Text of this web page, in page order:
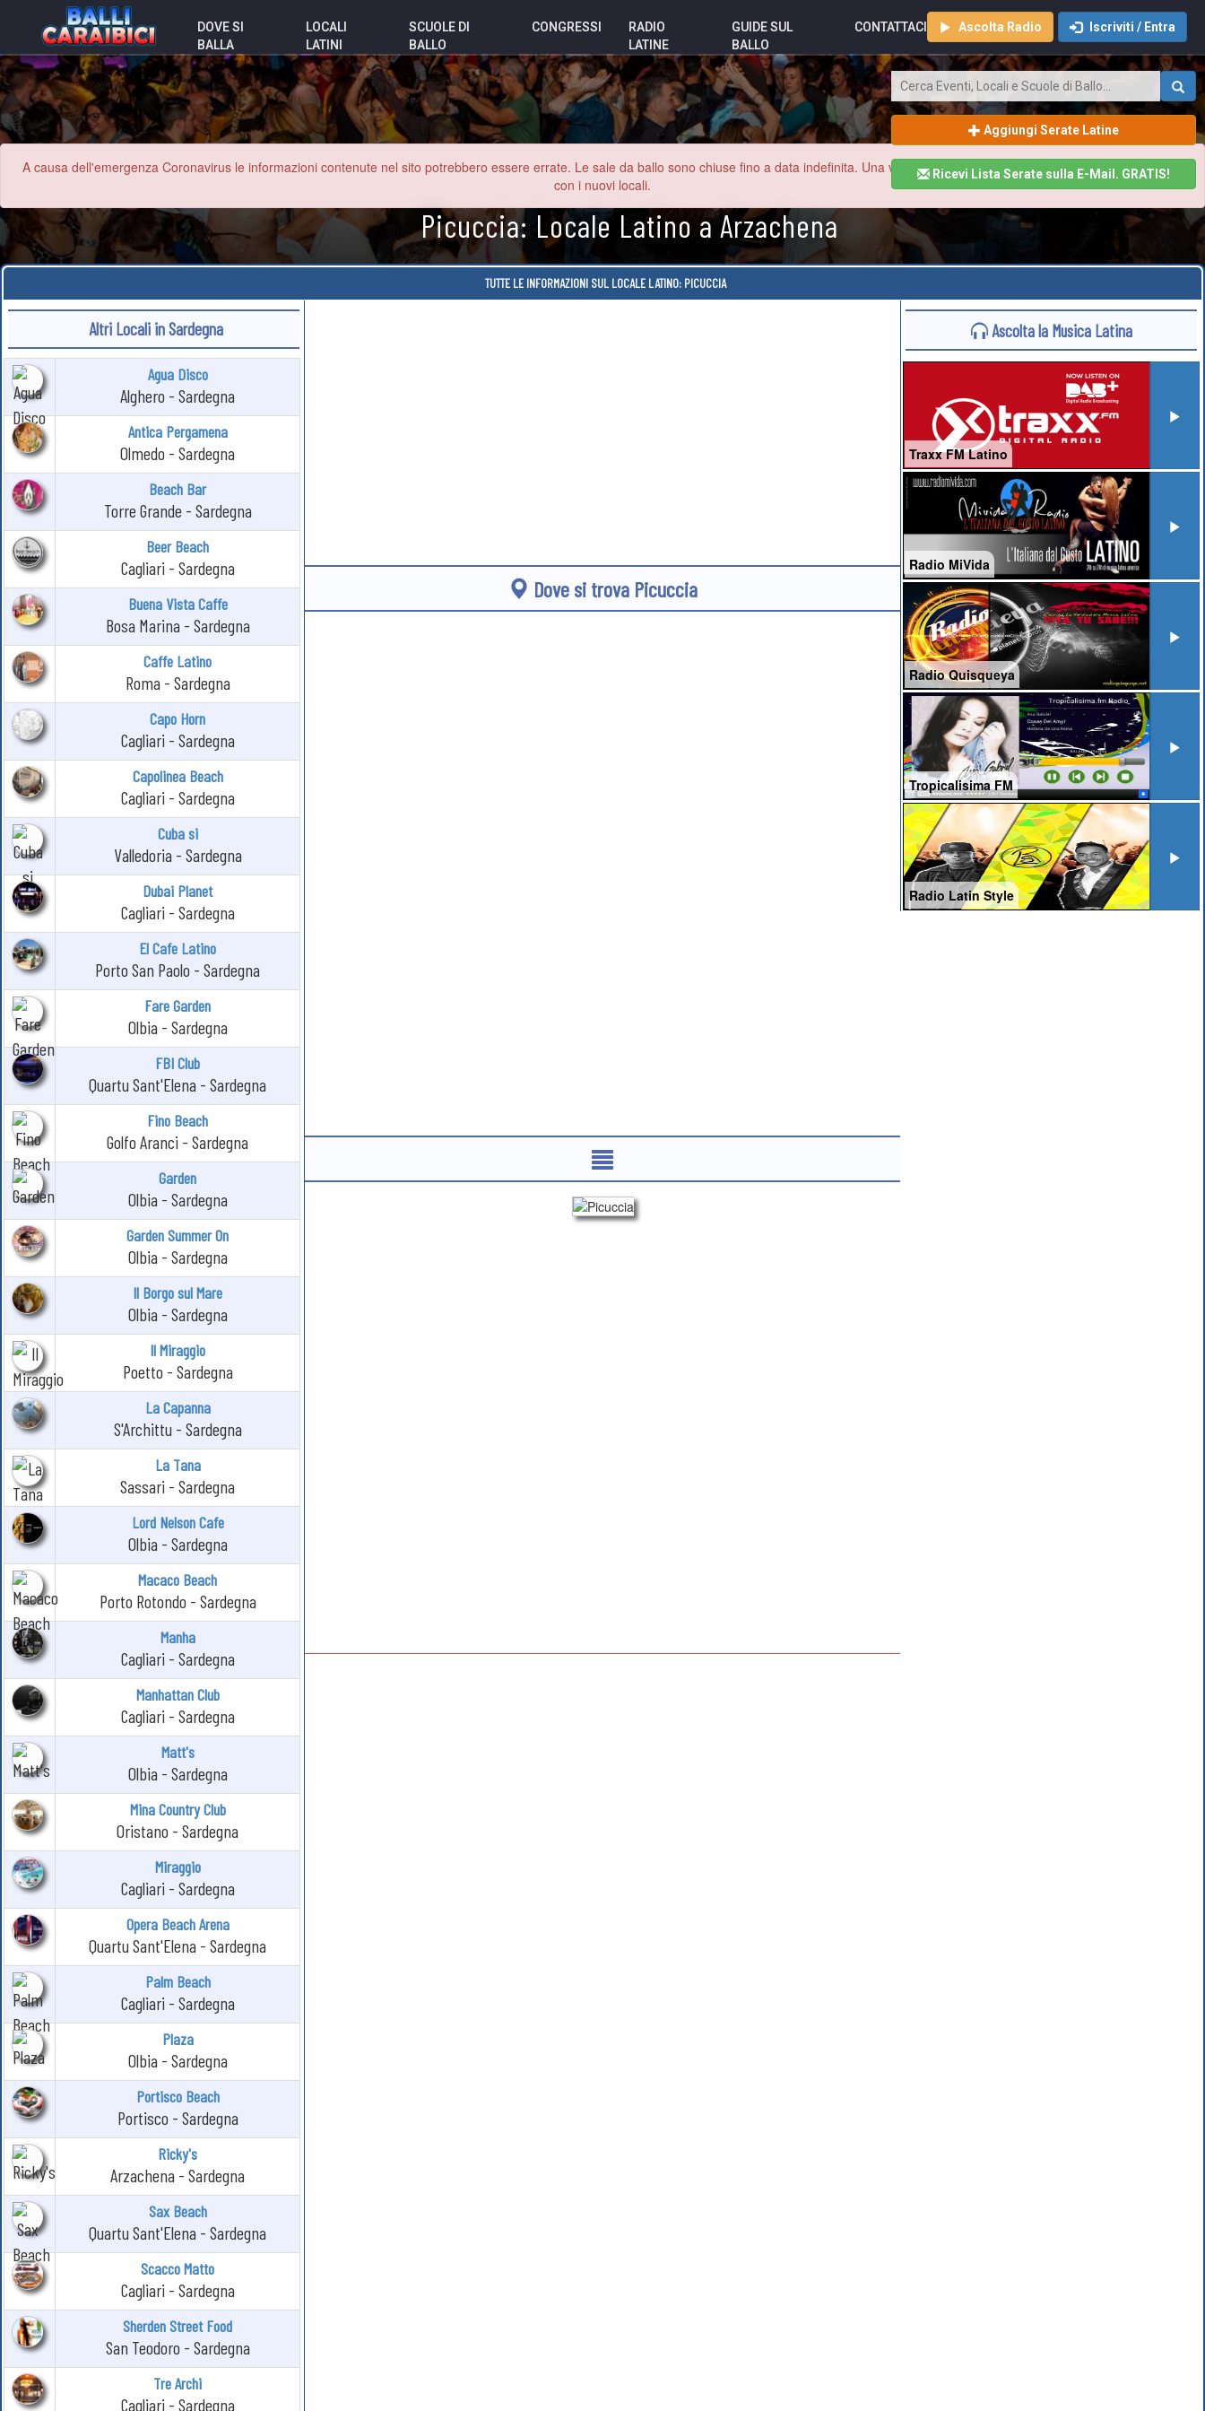
DOVE SI
BALLA
LOCALI
LATINI
SCUOLE DI
BALLO
CONGRESSI
RADIO
LATINE
GUIDE SUL
BALLO
CONTATTACI Ascolta Radio Iscriviti / Entra
A causa dell'emergenza Coronavirus le informazioni contenute nel sito potrebbero essere errate. Le sale da ballo sono chiuse fino a data indefinita. Una volta ristabilita la normalità aggiorneremo tutto il sito
con i nuovi locali.
Picuccia: Locale Latino a Arzachena
Aggiungi Serate Latine
Ricevi Lista Serate sulla E-Mail. GRATIS!
TUTTE LE INFORMAZIONI SUL LOCALE LATINO: PICUCCIA
Altri Locali in Sardegna
Agua Disco
Alghero - Sardegna
Antica Pergamena
Olmedo - Sardegna
Beach Bar
Torre Grande - Sardegna
Beer Beach
Cagliari - Sardegna
Buena Vista Caffe
Bosa Marina - Sardegna
Caffe Latino
Roma - Sardegna
Capo Horn
Cagliari - Sardegna
Capolinea Beach
Cagliari - Sardegna
Cuba si
Valledoria - Sardegna
Dubai Planet
Cagliari - Sardegna
El Cafe Latino
Porto San Paolo - Sardegna
Fare Garden
Olbia - Sardegna
FBI Club
Quartu Sant'Elena - Sardegna
Fino Beach
Golfo Aranci - Sardegna
Garden
Olbia - Sardegna
Garden Summer On
Olbia - Sardegna
Il Borgo sul Mare
Olbia - Sardegna
Il Miraggio
Poetto - Sardegna
La Capanna
S'Archittu - Sardegna
La Tana
Sassari - Sardegna
Lord Nelson Cafe
Olbia - Sardegna
Macaco Beach
Porto Rotondo - Sardegna
Manha
Cagliari - Sardegna
Manhattan Club
Cagliari - Sardegna
Matt's
Olbia - Sardegna
Mina Country Club
Oristano - Sardegna
Miraggio
Cagliari - Sardegna
Opera Beach Arena
Quartu Sant'Elena - Sardegna
Palm Beach
Cagliari - Sardegna
Plaza
Olbia - Sardegna
Portisco Beach
Portisco - Sardegna
Ricky's
Arzachena - Sardegna
Sax Beach
Quartu Sant'Elena - Sardegna
Scacco Matto
Cagliari - Sardegna
Sherden Street Food
San Teodoro - Sardegna
Tre Archi
Cagliari - Sardegna
Dove si trova Picuccia
Ascolta la Musica Latina
Traxx FM Latino
Radio MiVida
Radio Quisqueya
Tropicalisima FM
Radio Latin Style